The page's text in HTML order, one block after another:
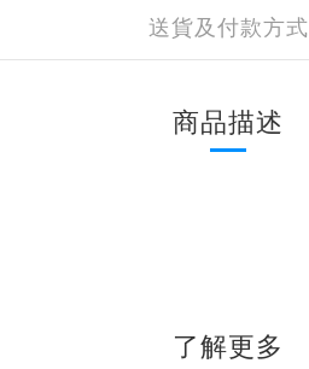
送貨及付款方式
商品描述
了解更多